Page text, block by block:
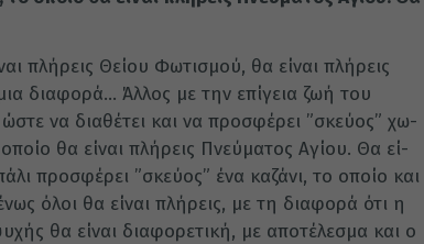
πλή­ρεις Θεί­ου Φω­τι­σμού, θα εί­ναι πλή­ρεις
δια­φο­ρά… Άλ­λος με την επί­γεια ζωή του
να δια­θέ­τει και να προ­σφέ­ρει ”σκεύ­ο­ς” χω­
θα εί­ναι πλή­ρεις Πνεύ­μα­τος Αγί­ου. Θα εί­
προ­σφέ­ρει ”σκεύ­ο­ς” ένα κα­ζά­νι, το οποίο και
όλοι θα εί­ναι πλή­ρεις, με τη δια­φο­ρά ότι η
θα εί­ναι δια­φο­ρε­τι­κή, με απο­τέ­λε­σμα και ο